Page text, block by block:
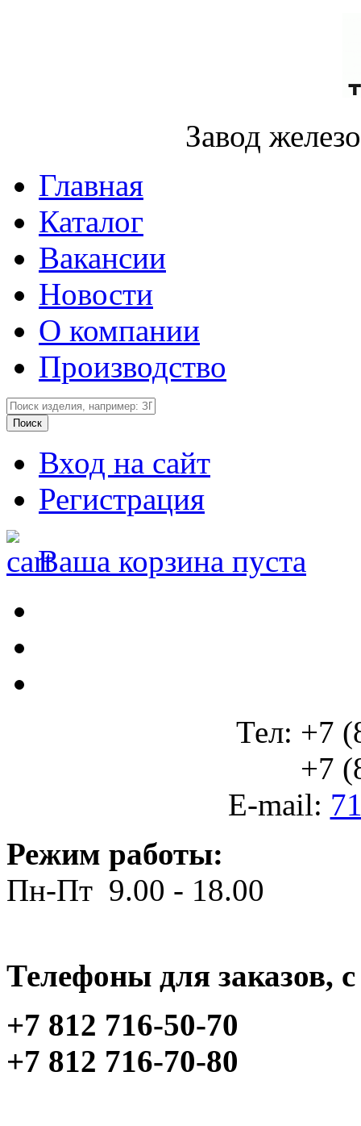
Завод
Главная
Каталог
Вакансии
Новости
О компании
Производство
Вход на сайт
Регистрация
Ваша корзина пуста
Тел: +7
+7
E-mail:
Режим работы:
Пн-Пт 9.00 - 18.00
Телефоны для заказов,
+7 812 716-50-70
+7 812 716-70-80